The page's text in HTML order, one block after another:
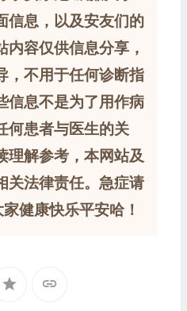
信息，以及安友们的
内容仅供信息分享，
，不用于任何诊断指
信息不是为了用作病
何患者与医生的关
理解参考，本网站及
关法律责任。急症请
健康快乐平安哈！